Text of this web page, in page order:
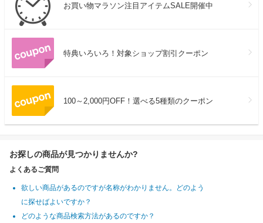
お買い物マラソン注目アイテムSALE開催中
特典いろいろ！対象ショップ割引クーポン
100～2,000円OFF！選べる5種類のクーポン
お探しの商品が見つかりませんか?
よくあるご質問
欲しい商品があるのですが名称がわかりません。どのよう
に探せばよいですか？
どのような商品検索方法があるのですか？